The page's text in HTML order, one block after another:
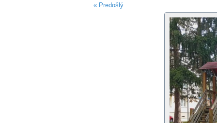
« Predošlý